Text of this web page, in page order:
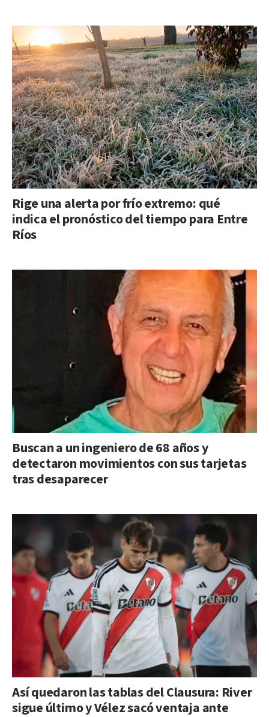
Rige una alerta por frío extremo: qué
indica el pronóstico del tiempo para Entre
Ríos
Buscan a un ingeniero de 68 años y
detectaron movimientos con sus tarjetas
tras desaparecer
Así quedaron las tablas del Clausura: River
sigue último y Vélez sacó ventaja ante